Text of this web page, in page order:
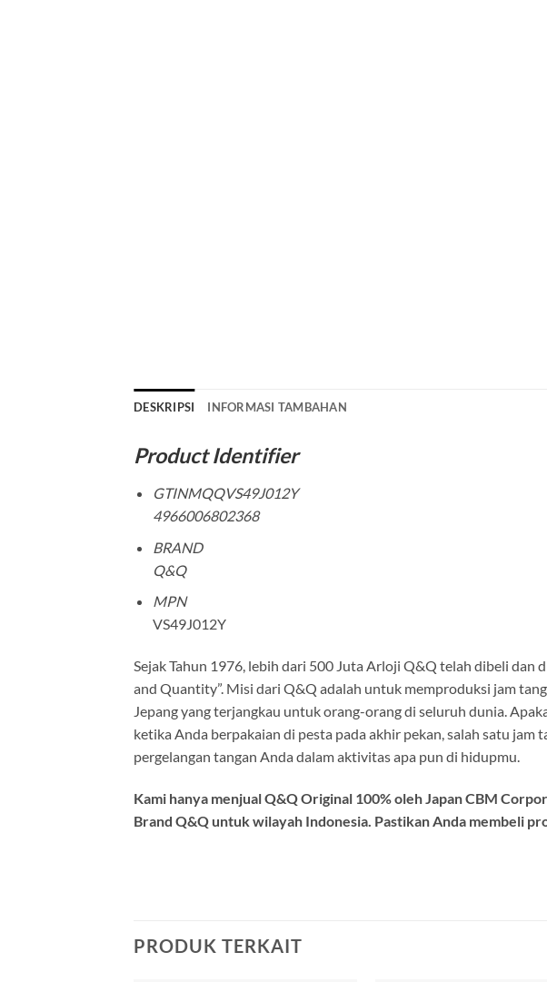
DESKRIPSI INFORMASI TAMBAHAN
Product Identifier
GTINMQQVS49J012Y
4966006802368
BRAND
Q&Q
MPN
VS49J012Y
Sejak Tahun 1976, lebih dari 500 Juta Arloji Q&Q telah dibeli
and Quantity”. Misi dari Q&Q adalah untuk memproduksi jam
Jepang yang terjangkau untuk orang-orang di seluruh dunia.
ketika Anda berpakaian di pesta pada akhir pekan, salah satu
pergelangan tangan Anda dalam aktivitas apa pun di hidupmu.
Kami hanya menjual Q&Q Original 100% oleh Japan CBM
Brand Q&Q untuk wilayah Indonesia. Pastikan Anda membeli
PRODUK TERKAIT